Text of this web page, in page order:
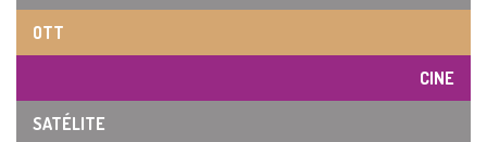
OTT
CINE
SATÉLITE